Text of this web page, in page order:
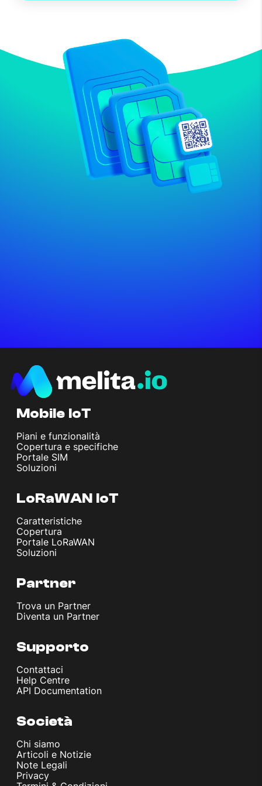
Mobile IoT
Piani e funzionalità
Copertura e specifiche
Portale SIM
Soluzioni
LoRaWAN IoT
Caratteristiche
Copertura
Portale LoRaWAN
Soluzioni
Partner
Trova un Partner
Diventa un Partner
Supporto
Contattaci
Help Centre
API Documentation
Società
Chi siamo
Articoli e Notizie
Note Legali
Privacy